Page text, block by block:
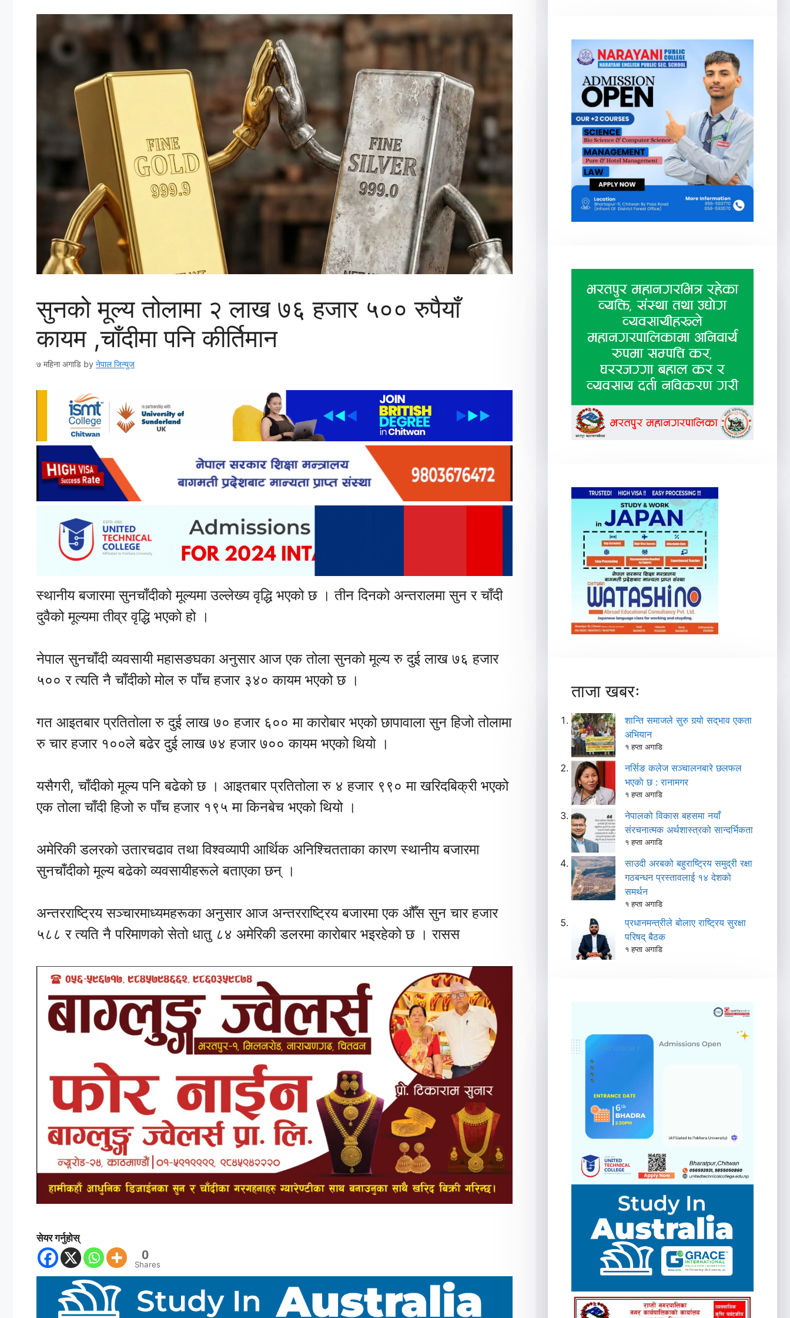
सुनको मूल्य तोलामा २ लाख ७६ हजार ५०० रुपैयाँ
कायम ,चाँदीमा पनि कीर्तिमान
७ महिना अगाडि by नेपाल जिन्युज
स्थानीय बजारमा सुनचाँदीको मूल्यमा उल्लेख्य वृद्धि भएको छ । तीन दिनको अन्तरालमा सुन र चाँदी
दुवैको मूल्यमा तीव्र वृद्धि भएको हो ।
नेपाल सुनचाँदी व्यवसायी महासङघका अनुसार आज एक तोला सुनको मूल्य रु दुई लाख ७६ हजार
५०० र त्यति नै चाँदीको मोल रु पाँच हजार ३४० कायम भएको छ ।
गत आइतबार प्रतितोला रु दुई लाख ७० हजार ६०० मा कारोबार भएको छापावाला सुन हिजो तोलामा
रु चार हजार १००ले बढेर दुई लाख ७४ हजार ७०० कायम भएको थियो ।
यसैगरी, चाँदीको मूल्य पनि बढेको छ । आइतबार प्रतितोला रु ४ हजार ९९० मा खरिदबिक्री भएको
एक तोला चाँदी हिजो रु पाँच हजार १९५ मा किनबेच भएको थियो ।
अमेरिकी डलरको उतारचढाव तथा विश्वव्यापी आर्थिक अनिश्चितताका कारण स्थानीय बजारमा
सुनचाँदीको मूल्य बढेको व्यवसायीहरूले बताएका छन् ।
अन्तरराष्ट्रिय सञ्चारमाध्यमहरूका अनुसार आज अन्तरराष्ट्रिय बजारमा एक औँस सुन चार हजार
५८८ र त्यति नै परिमाणको सेतो धातु ८४ अमेरिकी डलरमा कारोबार भइरहेको छ । रासस
सेयर गर्नुहोस्
0
Shares
ताजा खबरः
शान्ति समाजले सुरु गर्‍यो सद्‌भाव एकता
अभियान
१ हप्ता अगाडि
नर्सिङ कलेज सञ्चालनबारे छलफल
भएकाे छ : रानामगर
१ हप्ता अगाडि
नेपालको विकास बहसमा नयाँ
संरचनात्मक अर्थशास्त्रको सान्दर्भिकता
१ हप्ता अगाडि
साउदी अरबको बहुराष्ट्रिय समुद्री रक्षा
गठबन्धन प्रस्तावलाई १४ देशको
समर्थन
१ हप्ता अगाडि
प्रधानमन्त्रीले बोलाए राष्ट्रिय सुरक्षा
परिषद् बैठक
१ हप्ता अगाडि